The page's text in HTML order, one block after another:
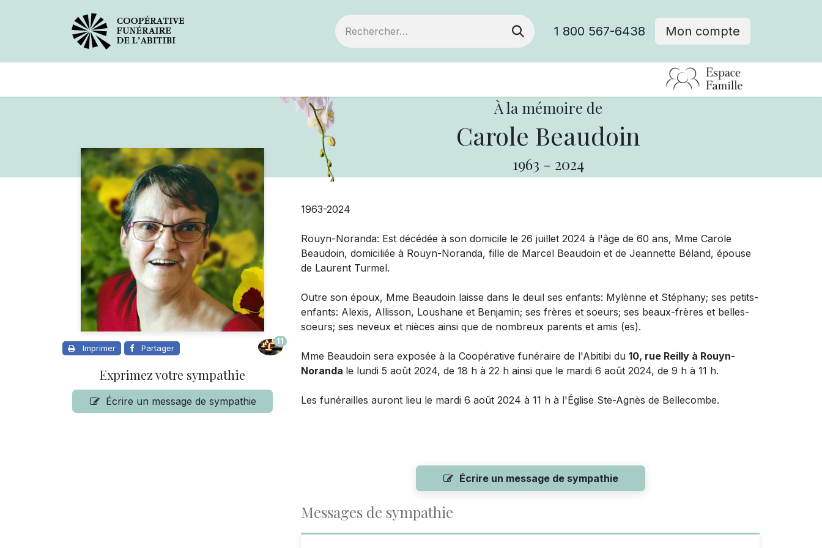
1 800 567-6438 Mon compte
À la mémoire de
Carole Beaudoin
1963 - 2024
Imprimer Partager
11
Exprimez votre sympathie
Écrire un message de sympathie
1963-2024
Rouyn-Noranda: Est décédée à son domicile le 26 juillet 2024 à l'âge de 60 ans, Mme Carole
Beaudoin, domiciliée à Rouyn-Noranda, fille de Marcel Beaudoin et de Jeannette Béland, épouse
de Laurent Turmel.
Outre son époux, Mme Beaudoin laisse dans le deuil ses enfants: Mylènne et Stéphany; ses petits-
enfants: Alexis, Allisson, Loushane et Benjamin; ses frères et soeurs; ses beaux-frères et belles-
soeurs; ses neveux et nièces ainsi que de nombreux parents et amis (es).
Mme Beaudoin sera exposée à la Coopérative funéraire de l'Abitibi du 10, rue Reilly à Rouyn-
Noranda le lundi 5 août 2024, de 18 h à 22 h ainsi que le mardi 6 août 2024, de 9 h à 11 h.
Les funérailles auront lieu le mardi 6 août 2024 à 11 h à l'Église Ste-Agnès de Bellecombe.
Écrire un message de sympathie
Messages de sympathie